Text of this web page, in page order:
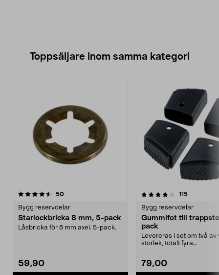
Toppsäljare inom samma kategori
50recensioner
Bygg reservdelar
Starlockbricka 8 mm, 5-pack
Låsbricka för 8 mm axel. 5-pack.
59,90
4.0 av 5 stjärnor 115
Bygg reservdelar
Gummifot till
pack
Levereras i set om två av
storlek, totalt fyra
79,00
4.0 av 5 stjärnor